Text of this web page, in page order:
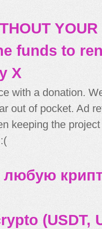
funds to
X
with a donation.
out of pocket. Ad
keeping the
(USDT,